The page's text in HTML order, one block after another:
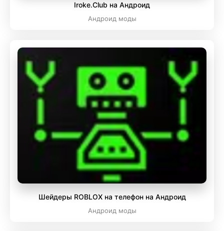
Iroke.Club на Андроид
Андроид моды
Шейдеры ROBLOX на телефон на Андроид
Андроид моды